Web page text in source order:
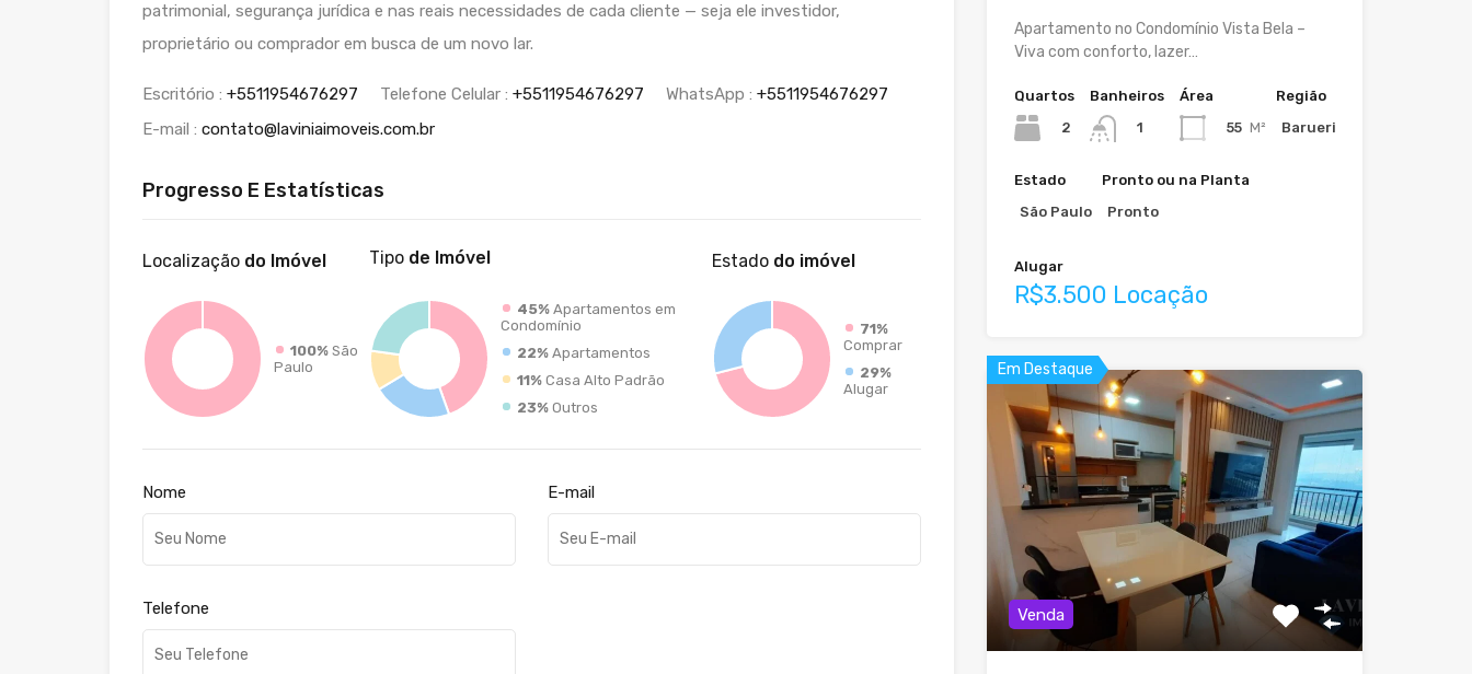
patrimonial, segurança jurídica e nas reais necessidades de cada cliente — seja ele investidor,
proprietário ou comprador em busca de um novo lar.
Escritório : +5511954676297 Telefone Celular : +5511954676297 WhatsApp : +5511954676297
E-mail : contato@laviniaimoveis.com.br
Progresso E Estatísticas
Localização do Imóvel
100% São
Paulo
Tipode Imóvel
45%Apartamentos em
Condomínio
22%Apartamentos
11%Casa Alto Padrão
23%Outros
Estadodo imóvel
71%
Comprar
29%
Alugar
Nome E-mail
Telefone
Apartamento no Condomínio Vista Bela –
Viva com conforto, lazer…
Quartos
2
Banheiros
1
Área
55 M²
Região
Barueri
Estado
São Paulo
Pronto ou na Planta
Pronto
Alugar
R$3.500 Locação
Em Destaque
Venda